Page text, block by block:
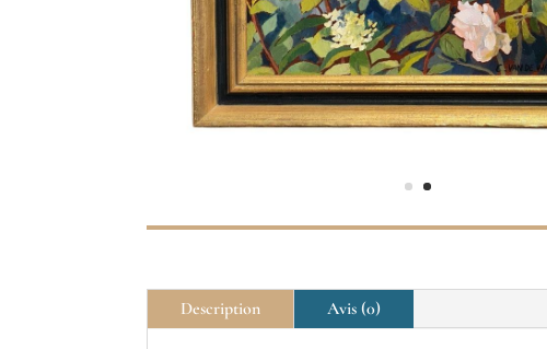
Description Avis (0)